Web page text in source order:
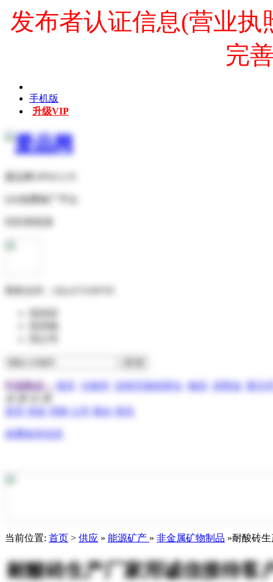
发布者认证信息(营业
完
手机版
升级VIP
行业热点： 报关 分散剂 压电写真机喷头 物流 润滑油
求购 展会
免费发布信息
当前位置: 首页 > 供应 » 能源矿产 » 非金属矿物制品 »耐酸砖
耐酸砖生产厂家用诚信接待客